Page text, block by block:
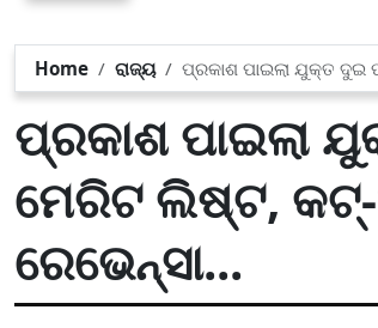
Home ରାଜ୍ୟ ପ୍ରକାଶ ପାଇଲା ଯୁକ୍ତ ଦୁଇ
ପ୍ରକାଶ ପାଇଲା
ମେରିଟ ଲିଷ୍ଟ,
ରେଭେନ୍ସା...